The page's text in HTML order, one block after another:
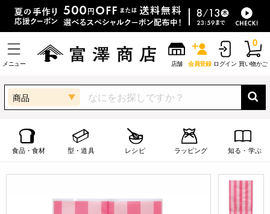
メニュー 店舗 会員登録 ログイン 買い物かご
0
商品
食品・食材 型・道具 レシピ ラッピング 知る・学ぶ